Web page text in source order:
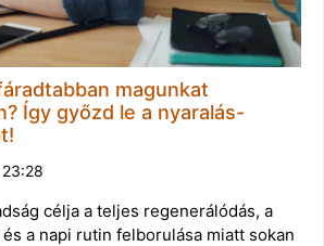
magunkat
Így győzd le a nyaralás-
célja a teljes regenerálódás, a
a napi rutin felborulása miatt sokan